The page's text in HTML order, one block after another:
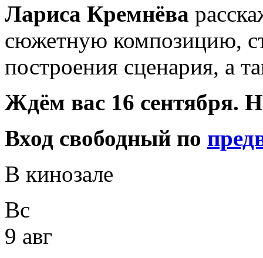
Лариса Кремнёва
сюжетную композицию,
построения сценария, а
Ждём вас 16 сентября.
Вход свободный по
В кинозале
Вс
9 авг